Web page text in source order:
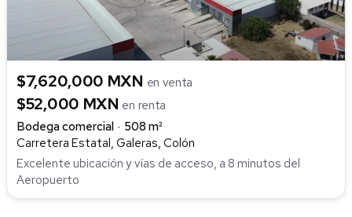
$7,620,000 MXN en venta
$52,000 MXN en renta
Bodega comercial
508 m²
Carretera Estatal, Galeras, Colón
Excelente ubicación y vías de acceso, a 8 minutos del
Aeropuerto